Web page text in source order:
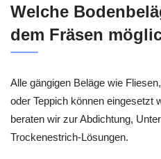
Welche
dem Fräsen
Alle gängigen Beläge wie
oder Teppich können eingesetzt
beraten wir zur Abdichtung,
Trockenestrich-Lösungen.